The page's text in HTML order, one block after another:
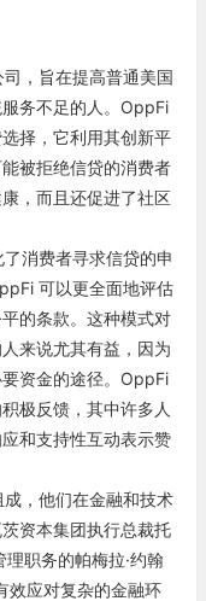
，旨在提高普通美国
务不足的人。OppFi
择，它利用其创新平
被拒绝信贷的消费者
，而且还促进了社区
消费者寻求信贷的申
可以更全面地评估
的条款。这种模式对
来说尤其有益，因为
资金的途径。OppFi
极反馈，其中许多人
和支持性互动表示赞
，他们在金融和技术
资本集团执行总裁托
职务的帕梅拉·约翰
效应对复杂的金融环